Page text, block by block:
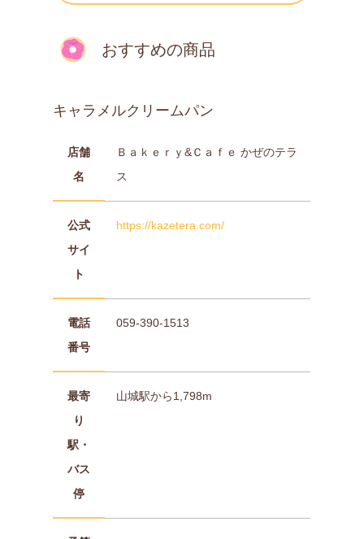
おすすめの商品
キャラメルクリームパン
店舗
名
Ｂａｋｅｒｙ&Ｃａｆｅ かぜのテラ
ス
公式
サイ
ト
https://kazetera.com/
電話
番号
059-390-1513
最寄
り
駅・
バス
停
山城駅から1,798m